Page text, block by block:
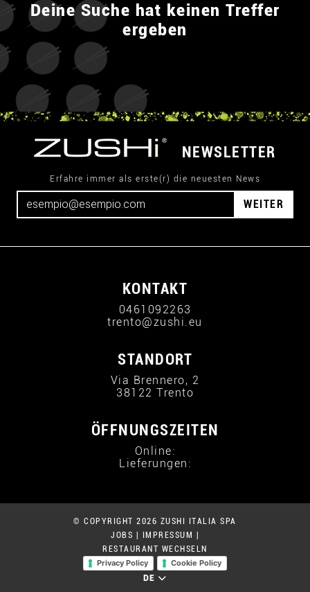
Deine Suche hat keinen Treffer
ergeben
NEWSLETTER
Erfahre immer als erste(r) die neuesten News
WEITER
KONTAKT
0461092263
trento@zushi.eu
STANDORT
Via Brennero, 2
38122 Trento
ÖFFNUNGSZEITEN
Online:
Lieferungen:
© COPYRIGHT 2026 ZUSHI ITALIA SPA
JOBS
IMPRESSUM
RESTAURANT WECHSELN
Privacy Policy
Cookie Policy
DE